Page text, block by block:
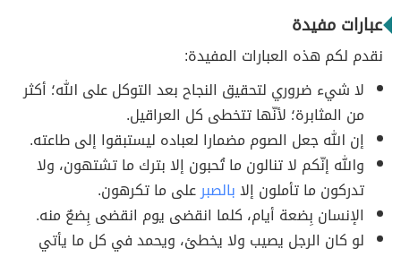
عبارات مفيدة
نقدم لكم هذه العبارات المفيدة:
لا شيء ضروري لتحقيق النجاح بعد التوكل على الله؛ أكثر
من المثابرة؛ لأنّها تتخطى كل العراقيل.
إن الله جعل الصوم مضمارا لعباده ليستبقوا إلى طاعته.
والله إنّكم لا تنالون ما تُحبون إلا بترك ما تشتهون، ولا
تدركون ما تأملون إلابالصبرعلى ما تكرهون.
الإنسان بِضعة أيام، كلما انقضى يوم انقضى بِضعٌ منه.
لو كان الرجل يصيب ولا يخطئ، ويحمد في كل ما يأتي